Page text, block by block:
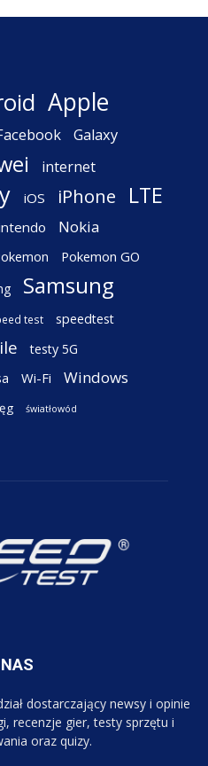
Apple
Galaxy
internet
iOS iPhone LTE
Nokia
Pokemon GO
Samsung
test speedtest
testy 5G
Wi-Fi Windows
światłowód
dostarczający newsy i opinie
recenzje gier, testy sprzętu i
oraz quizy.